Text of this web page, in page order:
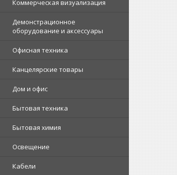
Коммерческая визуализация
Демонстрационное
оборудование и аксессуары
Офисная техника
Канцелярские товары
Дом и офис
Бытовая техника
Бытовая химия
Освещение
Кабели